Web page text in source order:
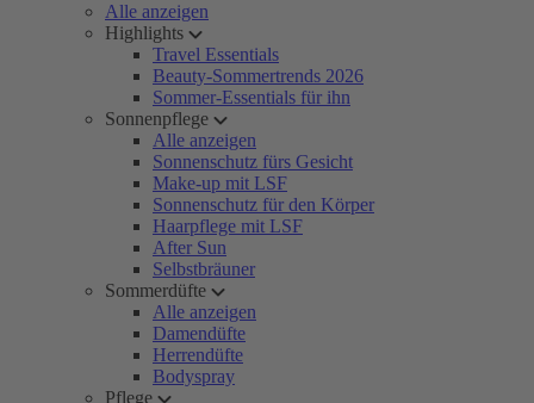
Alle anzeigen
Highlights
Travel Essentials
Beauty-Sommertrends 2026
Sommer-Essentials für ihn
Sonnenpflege
Alle anzeigen
Sonnenschutz fürs Gesicht
Make-up mit LSF
Sonnenschutz für den Körper
Haarpflege mit LSF
After Sun
Selbstbräuner
Sommerdüfte
Alle anzeigen
Damendüfte
Herrendüfte
Bodyspray
Pflege